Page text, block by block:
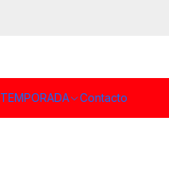
TEMPORADA Contacto